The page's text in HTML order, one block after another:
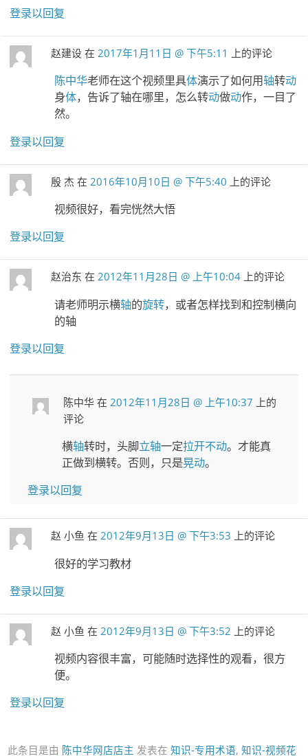
登录以回复
赵建设在 2017年1月11日 @ 下午5:11 上的评论
陈中华老师在这个视频里具体演示了如何用轴转动
身体，告诉了轴在哪里，怎么转动做动作，一目了
然。
登录以回复
殷 杰 在 2016年10月10日 @ 下午5:40 上的评论
视频很好，看完恍然大悟
登录以回复
赵治东 在 2012年11月28日 @ 上午10:04上的评论
请老师明示横轴的旋转，或者怎样找到和控制横向
的轴
登录以回复
陈中华在 2012年11月28日 @ 上午10:37 上的
评论
横轴转时，头脚立轴一定拉开不动。才能真
正做到横转。否则，只是晃动。
登录以回复
赵 小鱼 在 2012年9月13日 @ 下午3:53 上的评论
很好的学习教材
登录以回复
赵 小鱼 在 2012年9月13日 @ 下午3:52 上的评论
视频内容很丰富，可能随时选择性的观看，很方
便。
登录以回复
此条目是由 陈中华网店店主 发表在知识-专用术语,知识-视频花